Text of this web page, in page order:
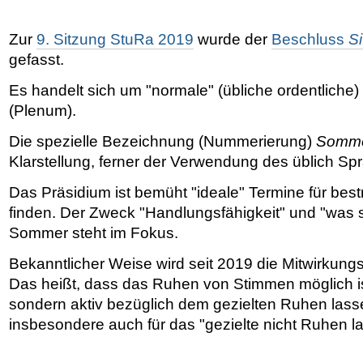
Zur 9. Sitzung StuRa 2019 wurde der Beschluss
gefasst.
Es handelt sich um "normale" (übliche
(Plenum).
Die spezielle Bezeichnung (Nummerierung)
Klarstellung, ferner der Verwendung des üblich
Das Präsidium ist bemüht "ideale" Termine für
finden. Der Zweck "Handlungsfähigkeit" und "was
Sommer steht im Fokus.
Bekanntlicher Weise wird seit 2019 die
Das heißt, dass das Ruhen von Stimmen möglich
sondern aktiv bezüglich dem gezielten Ruhen
insbesondere auch für das "gezielte nicht Ruhen